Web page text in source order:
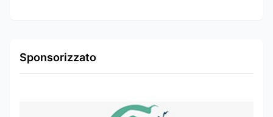
Sponsorizzato